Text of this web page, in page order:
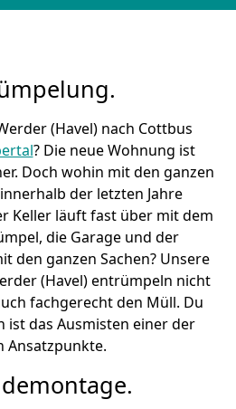
(Havel) nach Cottbus
? Die neue Wohnung ist
Doch wohin mit den ganzen
der letzten Jahre
Keller läuft fast über mit dem
die Garage und der
den ganzen Sachen? Unsere
(Havel) entrümpeln nicht
fachgerecht den Müll. Du
ist das Ausmisten einer der
Ansatzpunkte.